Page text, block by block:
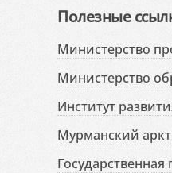
Полезные
Министерство
Министерство
Институт
Мурманский